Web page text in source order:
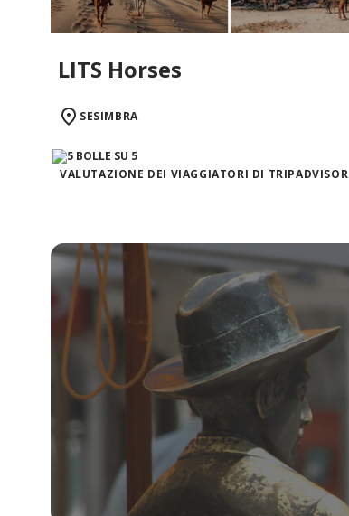
LITS Horses
SESIMBRA
VALUTAZIONE DEI VIAGGIATORI DI TRIPADVISOR